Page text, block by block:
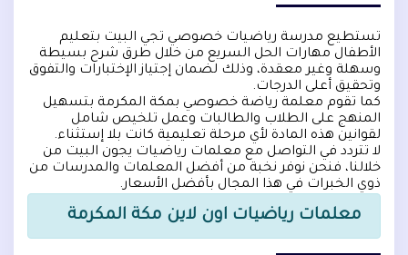
تستطيع مدرسة رياضيات خصوصي تجي البيت بتعليم
الأطفال مهارات الحل السريع من خلال طرق شرح بسيطة
وسهلة وغير معقدة، وذلك لضمان إجتياز الإختبارات والتفوق
وتحقيق أعلى الدرجات.
كما تقوم معلمة رياضة خصوصي بمكة المكرمة بتسهيل
المنهج على الطلاب والطالبات وعمل تلخيص شامل
لقوانين هذه المادة لأي مرحلة تعليمية كانت بلا إستثناء.
لا تتردد في التواصل مع معلمات رياضيات يجون البيت من
خلالنا، فنحن نوفر نخبة من أفضل المعلمات والمدرسات من
ذوي الخبرات في هذا المجال بأفضل الأسعار.
معلمات رياضيات اون لاين مكة المكرمة